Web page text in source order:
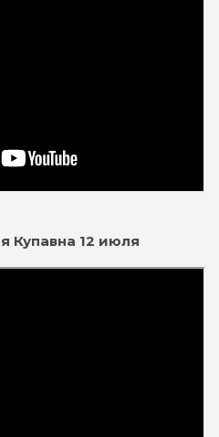
Купавна 12 июля